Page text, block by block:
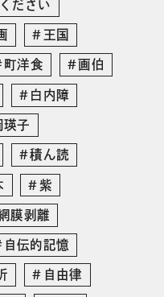
ださい
王国
町洋食 画伯
白内障
瑛子
積ん読
紫
膜剥離
自伝的記憶
自由律